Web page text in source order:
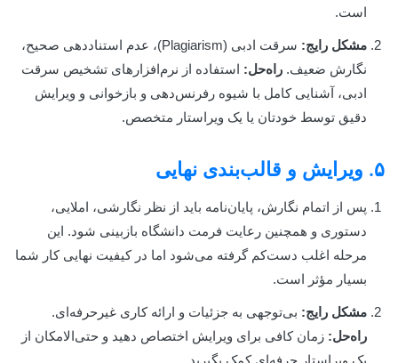
است.
مشکل رایج:
سرقت ادبی (Plagiarism)، عدم استناددهی صحیح،
نگارش ضعیف. راه‌حل: استفاده از نرم‌افزارهای تشخیص سرقت
ادبی، آشنایی کامل با شیوه رفرنس‌دهی و بازخوانی و ویرایش
دقیق توسط خودتان یا یک ویراستار متخصص.
۵. ویرایش و قالب‌بندی نهایی
پس از اتمام نگارش، پایان‌نامه باید از نظر نگارشی، املایی،
دستوری و همچنین رعایت فرمت دانشگاه بازبینی شود. این
مرحله اغلب دست‌کم گرفته می‌شود اما در کیفیت نهایی کار شما
بسیار مؤثر است.
مشکل رایج: بی‌توجهی به جزئیات و ارائه کاری غیرحرفه‌ای.
راه‌حل: زمان کافی برای ویرایش اختصاص دهید و حتی‌الامکان از